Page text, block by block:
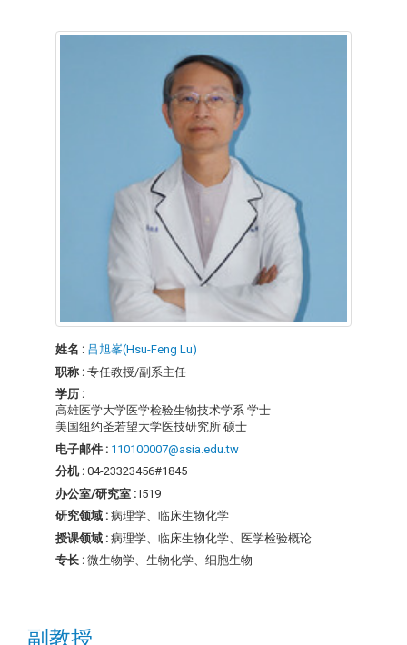
姓名 : 吕旭峯(Hsu-Feng Lu)
职称 : 专任教授/副系主任
学历 :
高雄医学大学医学检验生物技术学系 学士
美国纽约圣若望大学医技研究所 硕士
电子邮件 : 110100007@asia.edu.tw
分机 : 04-23323456#1845
办公室/研究室 : I519
研究领域 : 病理学、临床生物化学
授课领域 : 病理学、临床生物化学、医学检验概论
专长 : 微生物学、生物化学、细胞生物
副教授